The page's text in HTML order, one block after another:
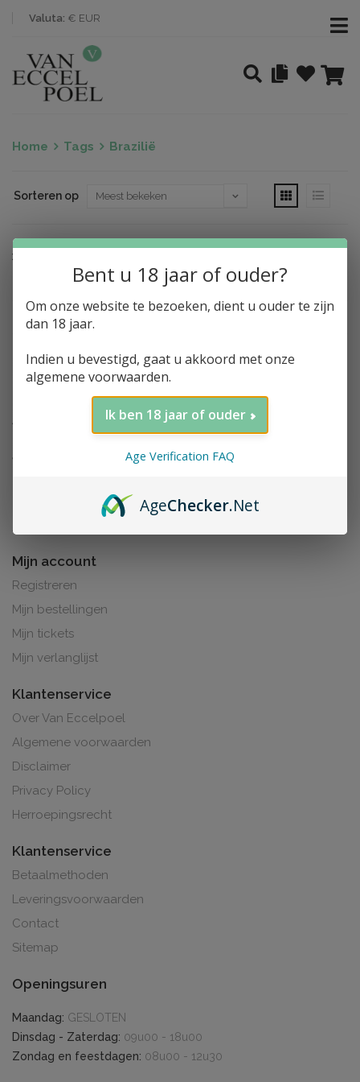
Valuta: € EUR
Home Tags Brazilië
Sorteren op
Nothing found
Mijn account
Registreren
Mijn bestellingen
Mijn tickets
Mijn verlanglijst
Klantenservice
Over Van Eccelpoel
Algemene voorwaarden
Disclaimer
Privacy Policy
Herroepingsrecht
Klantenservice
Betaalmethoden
Leveringsvoorwaarden
Contact
Sitemap
Openingsuren
Maandag: GESLOTEN
Dinsdag - Zaterdag: 09u00 - 18u00
Zondag en feestdagen: 08u00 - 12u30
Bent u 18 jaar of ouder?
Om onze website te bezoeken, dient u ouder te zijn
dan 18 jaar.
Indien u bevestigd, gaat u akkoord met onze
algemene voorwaarden.
Ik ben 18 jaar of ouder
Age Verification FAQ
AgeChecker.Net